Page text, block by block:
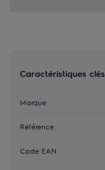
Caractéristiques clés
Marque
Référence
Code EAN